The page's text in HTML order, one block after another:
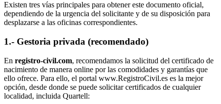
Existen tres vías principales para obtener este documento oficial,
dependiendo de la urgencia del solicitante y de su disposición para
desplazarse a las oficinas correspondientes.
1.- Gestoria privada (recomendado)
En registro-civil.com, recomendamos la solicitud del certificado de
nacimiento de manera online por las comodidades y garantías que
ello ofrece. Para ello, el portal www.RegistroCivil.es es la mejor
opción, desde donde se puede solicitar certificados de cualquier
localidad, incluida Quartell: